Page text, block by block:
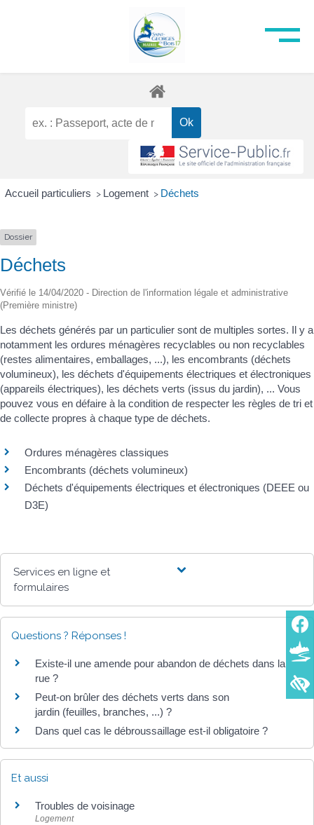
Accueil particuliers > Logement > Déchets
Dossier
Déchets
Vérifié le 14/04/2020 - Direction de l'information légale et administrative
(Première ministre)
Les déchets générés par un particulier sont de multiples sortes. Il y a
notamment les ordures ménagères recyclables ou non recyclables
(restes alimentaires, emballages, ...), les encombrants (déchets
volumineux), les déchets d'équipements électriques et électroniques
(appareils électriques), les déchets verts (issus du jardin), ... Vous
pouvez vous en défaire à la condition de respecter les règles de tri et
de collecte propres à chaque type de déchets.
Ordures ménagères classiques
Encombrants (déchets volumineux)
Déchets d'équipements électriques et électroniques (DEEE ou
D3E)
Services en ligne et
formulaires
Questions ? Réponses !
Existe-il une amende pour abandon de déchets dans la
rue ?
Peut-on brûler des déchets verts dans son
jardin (feuilles, branches, ...) ?
Dans quel cas le débroussaillage est-il obligatoire ?
Et aussi
Troubles de voisinage
Logement